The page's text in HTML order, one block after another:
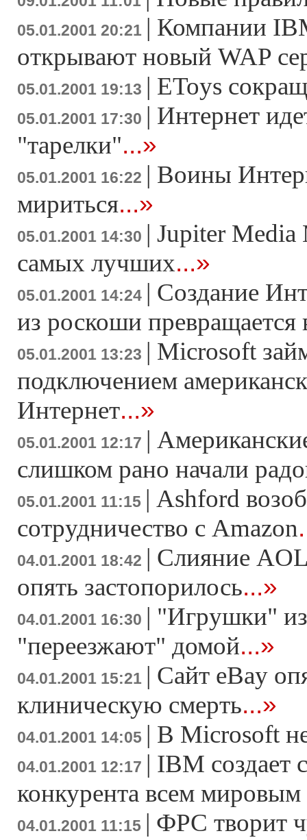
05.01.2001 20:21 | Компании
открывают новый WAP
05.01.2001 19:13 | EToys
05.01.2001 17:30 | Интернет
"тарелки"...»
05.01.2001 16:22 | Воины
мириться...»
05.01.2001 14:30 | Jupiter Media
самых лучших...»
05.01.2001 14:24 | Создание
из роскоши превращается
05.01.2001 13:23 | Microsoft
подключением
Интернет...»
05.01.2001 12:17 |
слишком рано начали
05.01.2001 11:15 | Ashford
сотрудничество с Amazon
04.01.2001 18:42 | Слияние
опять застопорилось...»
04.01.2001 16:30 | "Игрушки"
"переезжают" домой...»
04.01.2001 15:21 | Сайт eBay
клиническую смерть...»
04.01.2001 14:05 | В Microsoft
04.01.2001 12:17 | IBM создает
конкурента всем
04.01.2001 11:15 | ФРС творит